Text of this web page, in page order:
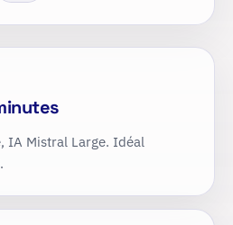
IA Mistral Large. Idéal